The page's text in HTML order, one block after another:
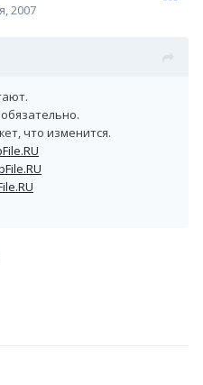
2007
что изменится.